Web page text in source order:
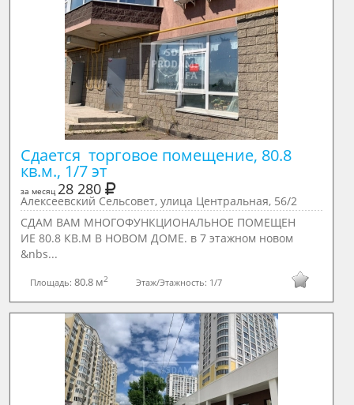
Сдается  торговое помещение, 80.8
кв.м., 1/7 эт
за месяц 28 280
Алексеевский Сельсовет, улица Центральная, 56/2
СДАМ ВАМ МНОГОФУНКЦИОНАЛЬНОЕ ПОМЕЩЕН
ИЕ 80.8 КВ.М В НОВОМ ДОМЕ. в 7 этажном новом
&nbs...
Площадь:80.8 м2 Этаж/Этажность: 1/7